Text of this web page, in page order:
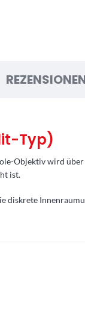
Typ)
Objektiv wird
ist.